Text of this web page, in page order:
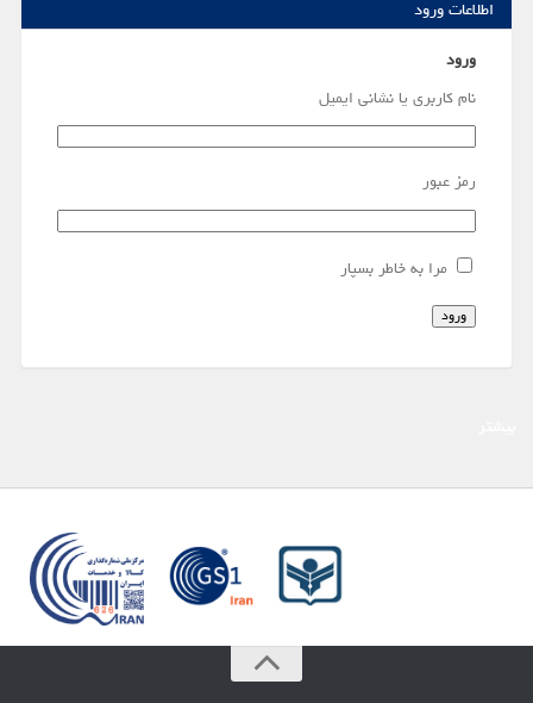
اطلاعات ورود
ورود
نام کاربری یا نشانی ایمیل
رمز عبور
مرا به خاطر بسپار
ورود